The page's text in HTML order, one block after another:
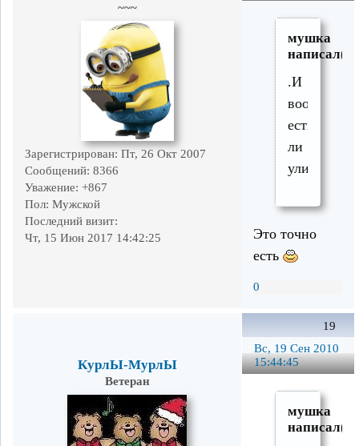
~~~
Зарегистрирован: Пт, 26 Окт 2007
Сообщений: 8366
Уважение: +867
Пол: Мужской
Последний визит:
Чт, 15 Июн 2017 14:42:25
мушка
.И
вообще
есть
ли
Это точно
есть
0
19
Вс, 19 Сен 2010
15:44:45
КурлЫ-МурлЫ
Ветеран
мушка